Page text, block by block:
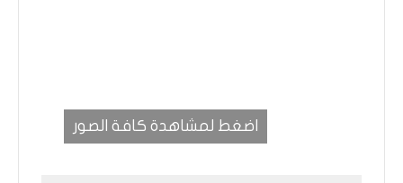
اضغط لمشاهدة كافة الصور